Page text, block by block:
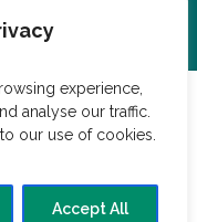
experience,
analyse our traffic.
our use of cookies.
Accept All
vil dele?
og nem mad!
Mad tips
Madblog
Buffet Dessert